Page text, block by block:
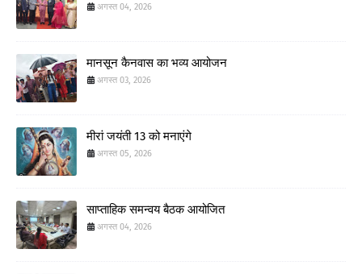
अगस्त 04, 2026
मानसून कैनवास का भव्य आयोजन
अगस्त 03, 2026
मीरां जयंती 13 को मनाएंगे
अगस्त 05, 2026
साप्ताहिक समन्वय बैठक आयोजित
अगस्त 04, 2026